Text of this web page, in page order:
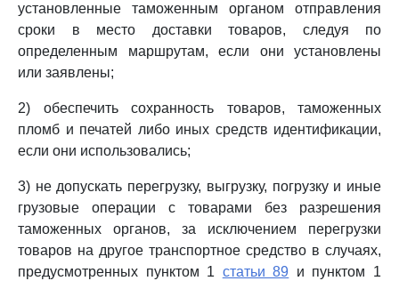
установленные таможенным органом отправления
сроки в место доставки товаров, следуя по
определенным маршрутам, если они установлены
или заявлены;
2) обеспечить сохранность товаров, таможенных
пломб и печатей либо иных средств идентификации,
если они использовались;
3) не допускать перегрузку, выгрузку, погрузку и иные
грузовые операции с товарами без разрешения
таможенных органов, за исключением перегрузки
товаров на другое транспортное средство в случаях,
предусмотренных пунктом 1 статьи 89 и пунктом 1